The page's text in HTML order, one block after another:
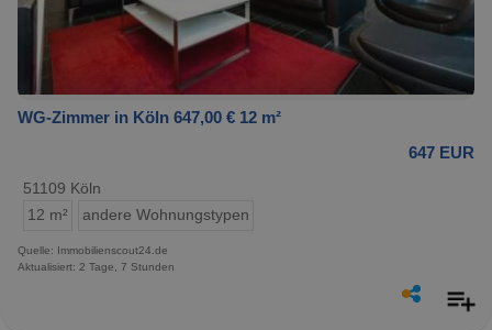
WG-Zimmer in Köln 647,00 € 12 m²
647 EUR
51109 Köln
12 m²
andere Wohnungstypen
Quelle: Immobilienscout24.de
Aktualisiert: 2 Tage, 7 Stunden